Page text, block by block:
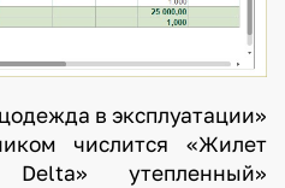
в эксплуатации»
числится «Жилет
утепленный»